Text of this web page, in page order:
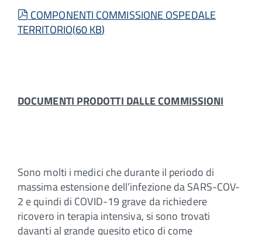
pdf
COMPONENTI COMMISSIONE OSPEDALE
TERRITORIO(60 KB)
DOCUMENTI PRODOTTI DALLE COMMISSIONI
Sono molti i medici che durante il periodo di
massima estensione dell’infezione da SARS-COV-
2 e quindi di COVID-19 grave da richiedere
ricovero in terapia intensiva, si sono trovati
davanti al grande quesito etico di come